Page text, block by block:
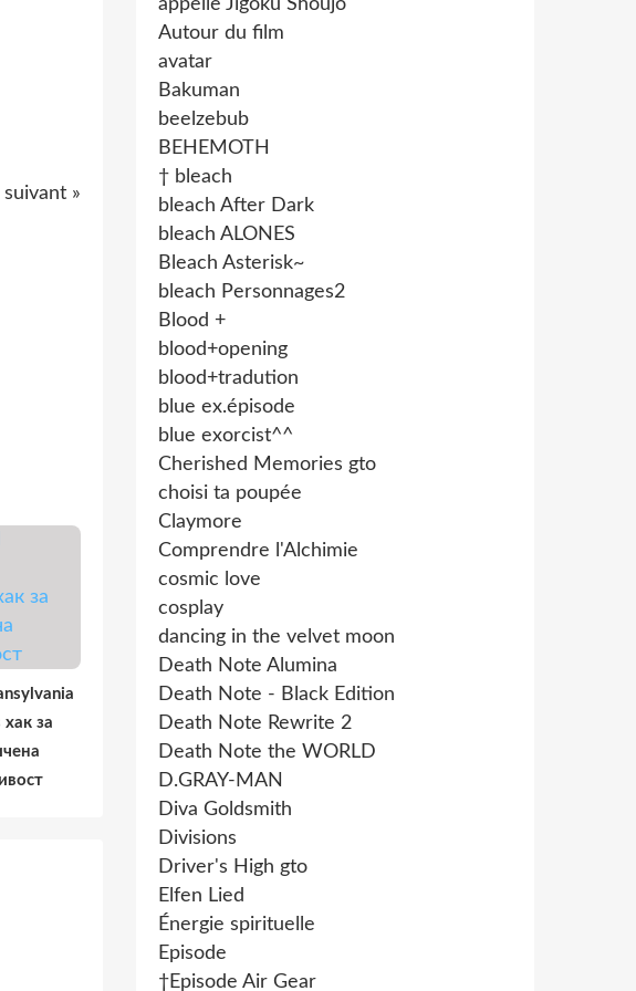
»
за
appelle Jigoku Shoujo
Autour du film
avatar
Bakuman
beelzebub
BEHEMOTH
† bleach
bleach After Dark
bleach ALONES
Bleach Asterisk~
bleach Personnages2
Blood +
blood+opening
blood+tradution
blue ex.épisode
blue exorcist^^
Cherished Memories gto
choisi ta poupée
Claymore
Comprendre l'Alchimie
cosmic love
cosplay
dancing in the velvet moon
Death Note Alumina
Death Note - Black Edition
Death Note Rewrite 2
Death Note the WORLD
D.GRAY-MAN
Diva Goldsmith
Divisions
Driver's High gto
Elfen Lied
Énergie spirituelle
Episode
†Episode Air Gear